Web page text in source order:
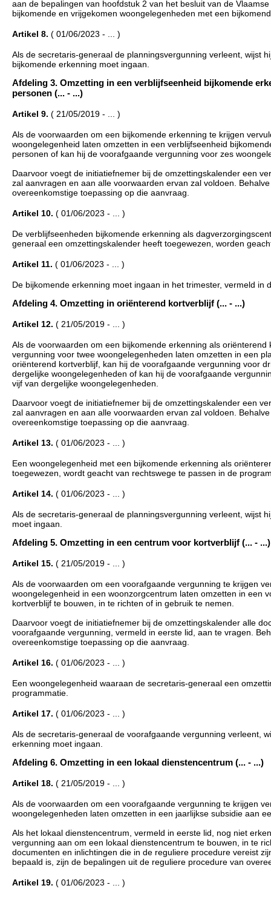
aan de bepalingen van hoofdstuk 2 van het besluit van de
bijkomende en vrijgekomen woongelegenheden met een
Artikel 8. ( 01/06/2023 - ... )
Als de secretaris-generaal de planningsvergunning verleent, wijst
bijkomende erkenning moet ingaan.
Afdeling 3. Omzetting in een verblijfseenheid bijkomende
personen (... - ...)
Artikel 9. ( 21/05/2019 - ... )
Als de voorwaarden om een bijkomende erkenning te krijgen
woongelegenheid laten omzetten in een verblijfseenheid
personen of kan hij de voorafgaande vergunning voor zes
Daarvoor voegt de initiatiefnemer bij de omzettingskalender een
zal aanvragen en aan alle voorwaarden ervan zal voldoen.
overeenkomstige toepassing op die aanvraag.
Artikel 10. ( 01/06/2023 - ... )
De verblijfseenheden bijkomende erkenning als
generaal een omzettingskalender heeft toegewezen, worden
Artikel 11. ( 01/06/2023 - ... )
De bijkomende erkenning moet ingaan in het trimester, vermeld
Afdeling 4. Omzetting in oriënterend kortverblijf (... - ...)
Artikel 12. ( 21/05/2019 - ... )
Als de voorwaarden om een bijkomende erkenning als
vergunning voor twee woongelegenheden laten omzetten in een
oriënterend kortverblijf, kan hij de voorafgaande vergunning voor
dergelijke woongelegenheden of kan hij de voorafgaande
vijf van dergelijke woongelegenheden.
Daarvoor voegt de initiatiefnemer bij de omzettingskalender een
zal aanvragen en aan alle voorwaarden ervan zal voldoen.
overeenkomstige toepassing op die aanvraag.
Artikel 13. ( 01/06/2023 - ... )
Een woongelegenheid met een bijkomende erkenning als
toegewezen, wordt geacht van rechtswege te passen in de
Artikel 14. ( 01/06/2023 - ... )
Als de secretaris-generaal de planningsvergunning verleent, wijst
moet ingaan.
Afdeling 5. Omzetting in een centrum voor kortverblijf (... - ...)
Artikel 15. ( 21/05/2019 - ... )
Als de voorwaarden om een voorafgaande vergunning te krijgen
woongelegenheid in een woonzorgcentrum laten omzetten in een
kortverblijf te bouwen, in te richten of in gebruik te nemen.
Daarvoor voegt de initiatiefnemer bij de omzettingskalender alle
voorafgaande vergunning, vermeld in eerste lid, aan te vragen.
overeenkomstige toepassing op die aanvraag.
Artikel 16. ( 01/06/2023 - ... )
Een woongelegenheid waaraan de secretaris-generaal een
programmatie.
Artikel 17. ( 01/06/2023 - ... )
Als de secretaris-generaal de voorafgaande vergunning verleent,
erkenning moet ingaan.
Afdeling 6. Omzetting in een lokaal dienstencentrum (... - ...)
Artikel 18. ( 21/05/2019 - ... )
Als de voorwaarden om een voorafgaande vergunning te krijgen
woongelegenheden laten omzetten in een jaarlijkse subsidie aan
Als het lokaal dienstencentrum, vermeld in eerste lid, nog niet
vergunning aan om een lokaal dienstencentrum te bouwen, in te
documenten en inlichtingen die in de reguliere procedure vereist
bepaald is, zijn de bepalingen uit de reguliere procedure van
Artikel 19. ( 01/06/2023 - ... )